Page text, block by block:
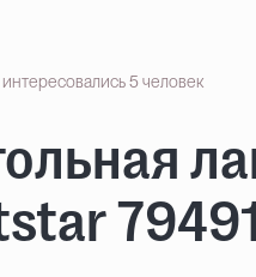
5 человек